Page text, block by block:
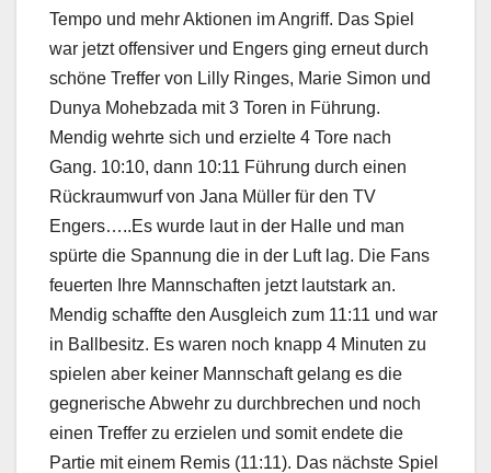
Tempo und mehr Aktionen im Angriff. Das Spiel
war jetzt offensiver und Engers ging erneut durch
schöne Treffer von Lilly Ringes, Marie Simon und
Dunya Mohebzada mit 3 Toren in Führung.
Mendig wehrte sich und erzielte 4 Tore nach
Gang. 10:10, dann 10:11 Führung durch einen
Rückraumwurf von Jana Müller für den TV
Engers…..Es wurde laut in der Halle und man
spürte die Spannung die in der Luft lag. Die Fans
feuerten Ihre Mannschaften jetzt lautstark an.
Mendig schaffte den Ausgleich zum 11:11 und war
in Ballbesitz. Es waren noch knapp 4 Minuten zu
spielen aber keiner Mannschaft gelang es die
gegnerische Abwehr zu durchbrechen und noch
einen Treffer zu erzielen und somit endete die
Partie mit einem Remis (11:11). Das nächste Spiel